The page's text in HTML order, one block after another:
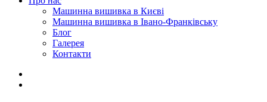
Машинна вишивка в Києві
Машинна вишивка в Івано-Франківську
Блог
Галерея
Контакти